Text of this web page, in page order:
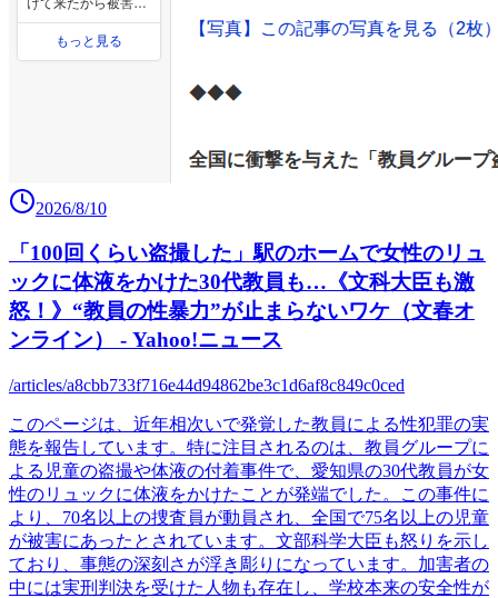
2026/8/10
「100回くらい盗撮した」駅のホームで女性のリュ
ックに体液をかけた30代教員も…《文科大臣も激
怒！》“教員の性暴力”が止まらないワケ（文春オ
ンライン） - Yahoo!ニュース
/articles/a8cbb733f716e44d94862be3c1d6af8c849c0ced
このページは、近年相次いで発覚した教員による性犯罪の実
態を報告しています。特に注目されるのは、教員グループに
よる児童の盗撮や体液の付着事件で、愛知県の30代教員が女
性のリュックに体液をかけたことが発端でした。この事件に
より、70名以上の捜査員が動員され、全国で75名以上の児童
が被害にあったとされています。文部科学大臣も怒りを示し
ており、事態の深刻さが浮き彫りになっています。加害者の
中には実刑判決を受けた人物も存在し、学校本来の安全性が